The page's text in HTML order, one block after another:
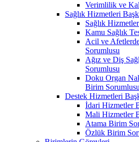
Verimlilik ve
Sağlık Hizmetleri
Sağlık
Kamu Sağlık
Acil ve
Sorumlusu
Ağız ve Diş
Sorumlusu
Doku Organ
Birim Sorumlusu
Destek Hizmetleri
İdari Hizmetler
Mali Hizmetler
Atama Birim
Özlük Birim